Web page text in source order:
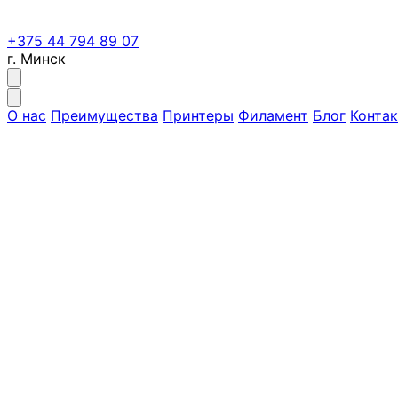
+375 44 794 89 07
г. Минск
О нас Преимущества Принтеры Филамент Блог